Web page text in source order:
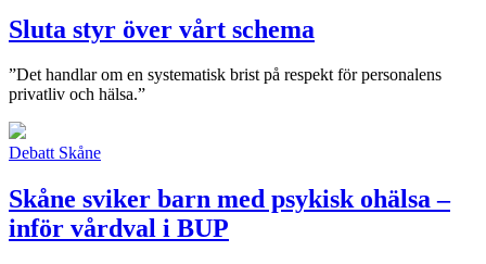
Sluta styr över vårt schema
”Det handlar om en systematisk brist på respekt för personalens
privatliv och hälsa.”
Debatt Skåne
Skåne sviker barn med psykisk ohälsa –
inför vårdval i BUP